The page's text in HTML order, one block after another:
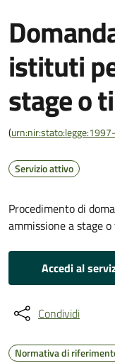
istituti
stage o
(
Servizio attivo
Procedimento di
ammissione a stage
Accedi al
Condividi
Normativa di